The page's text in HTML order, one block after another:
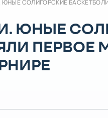
СОЛИГОРСКИЕ
ЮНЫЕ
ПЕРВОЕ